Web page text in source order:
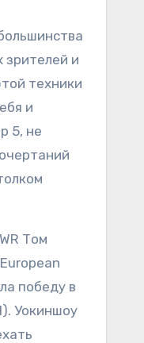
и
техники
и
5, не
Том
победу в
Уокиншоу